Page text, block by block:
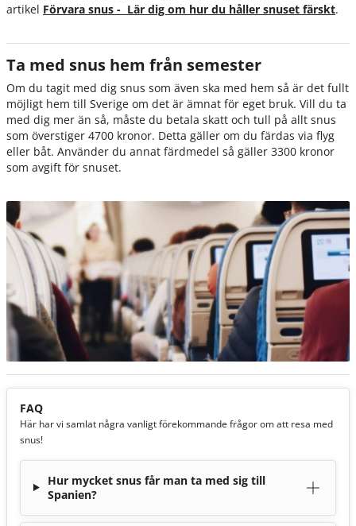
artikel Förvara snus - Lär dig om hur du håller snuset färskt.
Ta med snus hem från semester
Om du tagit med dig snus som även ska med hem så är det fullt
möjligt hem till Sverige om det är ämnat för eget bruk. Vill du ta
med dig mer än så, måste du betala skatt och tull på allt snus
som överstiger 4700 kronor. Detta gäller om du färdas via flyg
eller båt. Använder du annat färdmedel så gäller 3300 kronor
som avgift för snuset.
FAQ
Här har vi samlat några vanligt förekommande frågor om att resa med
snus!
Hur mycket snus får man ta med sig till
Spanien?